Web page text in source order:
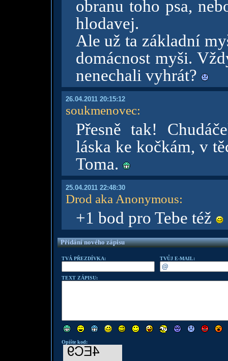
obranu toho psa,
hlodavej.
Ale už ta základní
domácnost myši.
nenechali vyhrát?
26.04.2011 20:15:12
soukmenovec:
Přesně tak!
láska ke kočkám, v
Toma.
25.04.2011 22:48:30
Drod aka Anonymous:
+1 bod pro Tebe též
Přidání nového zápisu
TVÁ PŘEZDÍVKA: TVŮJ E-MAIL:
TEXT ZÁPISU:
Opište kod: